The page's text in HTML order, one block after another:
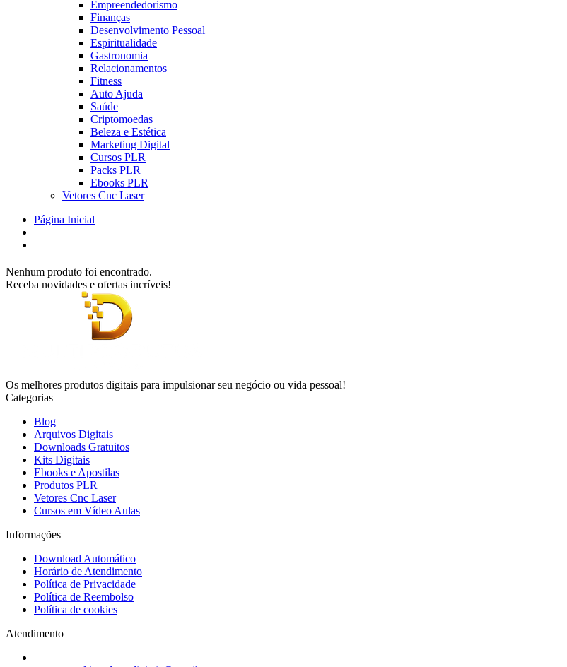
Empreendedorismo
Finanças
Desenvolvimento Pessoal
Espiritualidade
Gastronomia
Relacionamentos
Fitness
Auto Ajuda
Saúde
Criptomoedas
Beleza e Estética
Marketing Digital
Cursos PLR
Packs PLR
Ebooks PLR
Vetores Cnc Laser
Página Inicial
Nenhum produto foi encontrado.
Receba novidades e ofertas incríveis!
Os melhores produtos digitais para impulsionar seu negócio ou vida pessoal!
Categorias
Blog
Arquivos Digitais
Downloads Gratuitos
Kits Digitais
Ebooks e Apostilas
Produtos PLR
Vetores Cnc Laser
Cursos em Vídeo Aulas
Informações
Download Automático
Horário de Atendimento
Política de Privacidade
Política de Reembolso
Política de cookies
Atendimento